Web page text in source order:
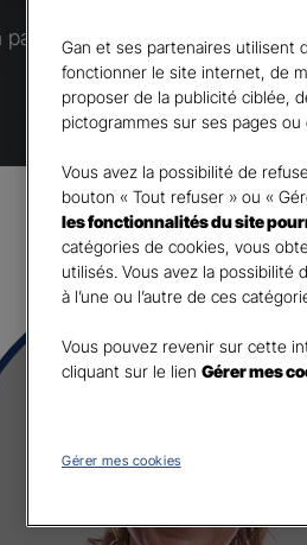
avec votre Agent général
Gan et ses partenaires utilisent
fonctionner le site internet, de
proposer de la publicité ciblée,
pictogrammes sur ses pages
Vous avez la possibilité de
bouton « Tout refuser » ou «
les fonctionnalités du site
catégories de cookies, vous
utilisés. Vous avez la possibilité
à l’une ou l’autre de ces
Vous pouvez revenir sur cette
cliquant sur le lien Gérer mes
Gérer mes cookies